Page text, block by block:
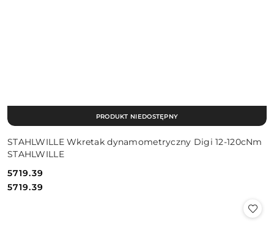
STAHLWILLE Wkretak dynamometryczny Digi 12-120cNm
STAHLWILLE
Cena:
5719.39
Cena:
5719.39
PRODUKT NIEDOSTĘPNY